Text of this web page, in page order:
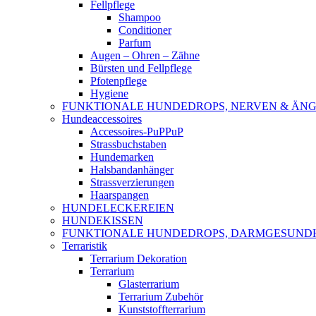
Fellpflege
Shampoo
Conditioner
Parfum
Augen – Ohren – Zähne
Bürsten und Fellpflege
Pfotenpflege
Hygiene
FUNKTIONALE HUNDEDROPS, NERVEN &
Hundeaccessoires
Accessoires-PuPPuP
Strassbuchstaben
Hundemarken
Halsbandanhänger
Strassverzierungen
Haarspangen
HUNDELECKEREIEN
HUNDEKISSEN
FUNKTIONALE HUNDEDROPS,
Terraristik
Terrarium Dekoration
Terrarium
Glasterrarium
Terrarium Zubehör
Kunststoffterrarium